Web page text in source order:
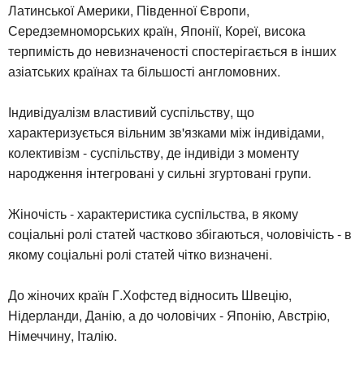
Латинської Америки, Південної Європи,
Середземноморських країн, Японії, Кореї, висока
терпимість до невизначеності спостерігається в інших
азіатських країнах та більшості англомовних.
Індивідуалізм властивий суспільству, що
характеризується вільним зв'язками між індивідами,
колективізм - суспільству, де індивіди з моменту
народження інтегровані у сильні згуртовані групи.
Жіночість - характеристика суспільства, в якому
соціальні ролі статей частково збігаються, чоловічість - в
якому соціальні ролі статей чітко визначені.
До жіночих країн Г.Хофстед відносить Швецію,
Нідерланди, Данію, а до чоловічих - Японію, Австрію,
Німеччину, Італію.